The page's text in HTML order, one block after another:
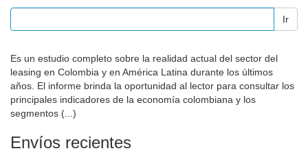
Ir
Es un estudio completo sobre la realidad actual del sector del
leasing en Colombia y en América Latina durante los últimos
años. El informe brinda la oportunidad al lector para consultar los
principales indicadores de la economía colombiana y los
segmentos (...)
Envíos recientes